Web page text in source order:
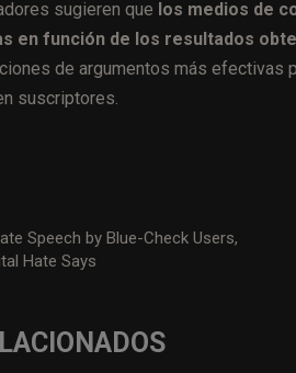
sugieren que los medios de
en función de los resultados
de argumentos más
suscriptores.
Speech by Blue-Check Users,
Hate Says